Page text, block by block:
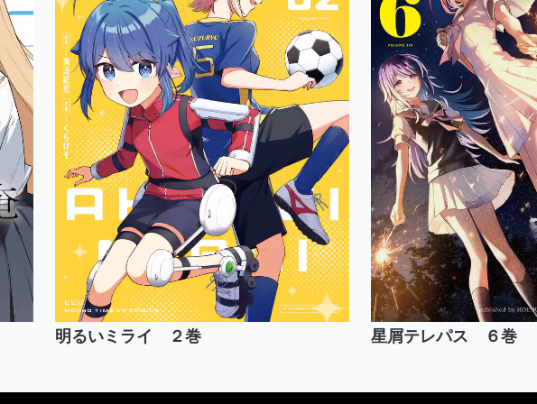
明るいミライ ２巻 星屑テレパス ６巻